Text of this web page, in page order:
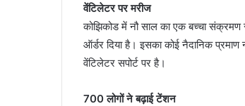
वेंटिलेटर पर मरीज
कोझिकोड में नौ साल का एक बच्चा
ऑर्डर दिया है। इसका कोई नैदानिक
वेंटिलेटर सपोर्ट पर है।
700 लोगों ने बढ़ाई टेंशन